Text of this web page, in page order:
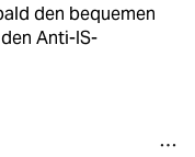
den bequemen
Anti-IS-